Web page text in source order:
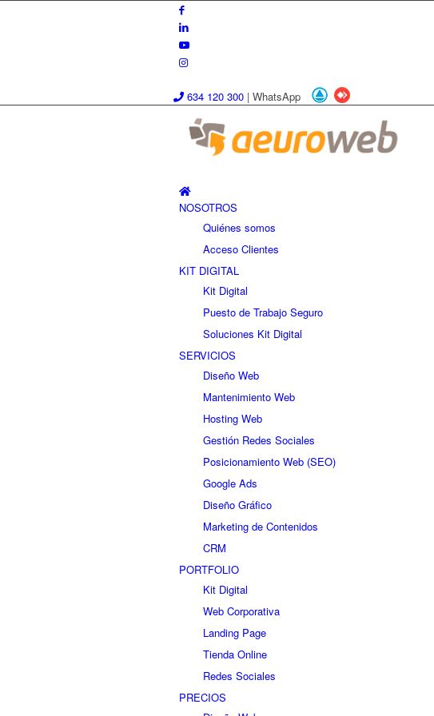
634 120 300 | WhatsApp
NOSOTROS
Quiénes somos
Acceso Clientes
KIT DIGITAL
Kit Digital
Puesto de Trabajo Seguro
Soluciones Kit Digital
SERVICIOS
Diseño Web
Mantenimiento Web
Hosting Web
Gestión Redes Sociales
Posicionamiento Web (SEO)
Google Ads
Diseño Gráfico
Marketing de Contenidos
CRM
PORTFOLIO
Kit Digital
Web Corporativa
Landing Page
Tienda Online
Redes Sociales
PRECIOS